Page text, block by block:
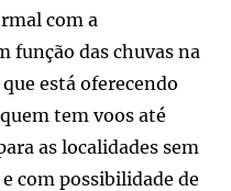
com a
função das chuvas na
está oferecendo
tem voos até
as localidades sem
com possibilidade de